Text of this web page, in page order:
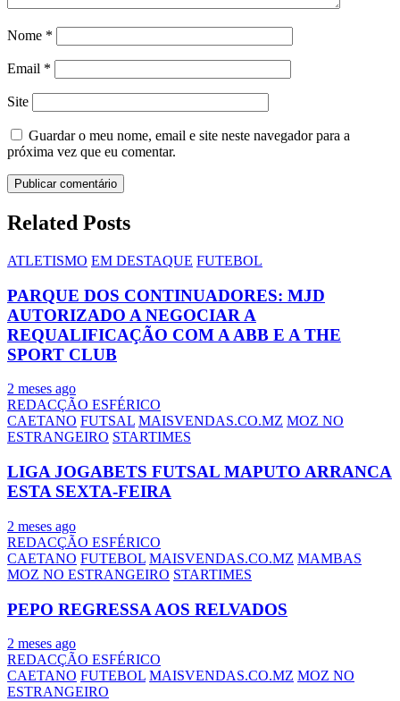
Nome *
Email *
Site
Guardar o meu nome, email e site neste navegador para a
próxima vez que eu comentar.
Related Posts
ATLETISMO EM DESTAQUE FUTEBOL
PARQUE DOS CONTINUADORES: MJD
AUTORIZADO A NEGOCIAR A
REQUALIFICAÇÃO COM A ABB E A THE
SPORT CLUB
2 meses ago
REDACÇÃO ESFÉRICO
CAETANO FUTSAL MAISVENDAS.CO.MZ MOZ NO
ESTRANGEIRO STARTIMES
LIGA JOGABETS FUTSAL MAPUTO ARRANCA
ESTA SEXTA-FEIRA
2 meses ago
REDACÇÃO ESFÉRICO
CAETANO FUTEBOL MAISVENDAS.CO.MZ MAMBAS
MOZ NO ESTRANGEIRO STARTIMES
PEPO REGRESSA AOS RELVADOS
2 meses ago
REDACÇÃO ESFÉRICO
CAETANO FUTEBOL MAISVENDAS.CO.MZ MOZ NO
ESTRANGEIRO